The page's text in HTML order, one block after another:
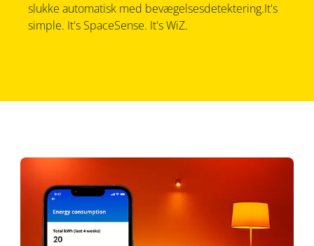
slukke automatisk med bevægelsesdetektering.It's
simple. It's SpaceSense. It's WiZ.